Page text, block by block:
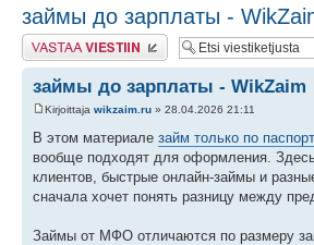
займы до зарплаты -
Lähetä vastaus
займы до зарплаты - WikZaim
Kirjoittaja wikzaim.ru » 28.04.2026 21:11
В этом материале займ только по
вообще подходят для оформления.
клиентов, быстрые онлайн-займы и
сначала хочет понять разницу между
Займы от МФО отличаются по размеру